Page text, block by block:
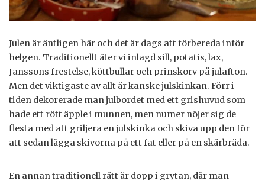
Julen är äntligen här och det är dags att förbereda inför
helgen. Traditionellt äter vi inlagd sill, potatis, lax,
Janssons frestelse, köttbullar och prinskorv på julafton.
Men det viktigaste av allt är kanske julskinkan. Förr i
tiden dekorerade man julbordet med ett grishuvud som
hade ett rött äpple i munnen, men numer nöjer sig de
flesta med att griljera en julskinka och skiva upp den för
att sedan lägga skivorna på ett fat eller på en skärbräda.
En annan traditionell rätt är dopp i grytan, där man